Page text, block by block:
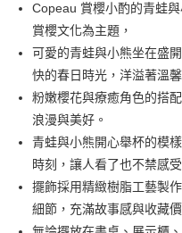
元大商業銀行
玉山商業銀行
台新國際商業銀行
台灣樂天信用卡公司
Google Pay
運送方式
全家取貨付款
每筆NT$65，滿NT$999(含以
付款後全家取貨
Copeau 賞櫻小酌的青蛙
賞櫻文化為主題，
可愛的青蛙與小熊坐在盛
快的春日時光，洋溢著溫
粉嫩櫻花與療癒角色的搭
浪漫與美好。
青蛙與小熊開心舉杯的模
時刻，讓人看了也不禁感
擺飾採用精緻樹脂工藝製
細節，充滿故事感與收藏價